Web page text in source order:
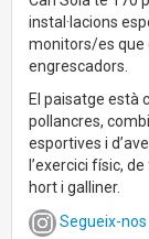
instal·lacions
monitors/es que
engrescadors.
El paisatge està
pollancres,
esportives i
l’exercici físic,
hort i galliner.
Segueix-